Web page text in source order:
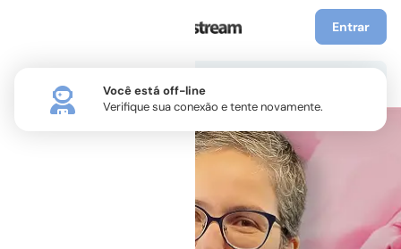
Entrar
Você está off-line
Verifique sua conexão e tente novamente.